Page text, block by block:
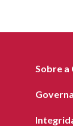
Sobre a